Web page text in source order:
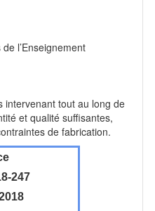
l’Enseignement
intervenant tout au long de
et qualité suffisantes,
de fabrication.
247